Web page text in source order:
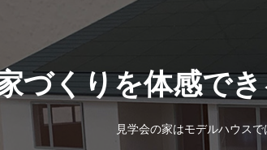
づくりを体感で
見学会の家はモデルハウス